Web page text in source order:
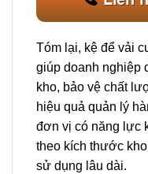
Tóm lại, kệ để vải
giúp doanh nghiệp
kho, bảo vệ chất
hiệu quả quản lý
đơn vị có năng lực
theo kích thước
sử dụng lâu dài.